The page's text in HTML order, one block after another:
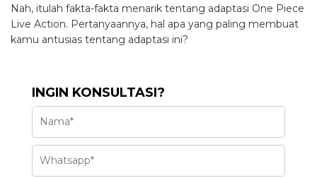
Nah, itulah fakta-fakta menarik tentang adaptasi One Piece
Live Action. Pertanyaannya, hal apa yang paling membuat
kamu antusias tentang adaptasi ini?
INGIN KONSULTASI?